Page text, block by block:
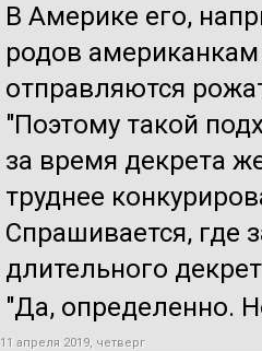
В Америке его,
родов
отправляются
"Поэтому такой
за время декрета
труднее
Спрашивается, где
длительного
"Да, определенно.
11 апреля 2019, четверг